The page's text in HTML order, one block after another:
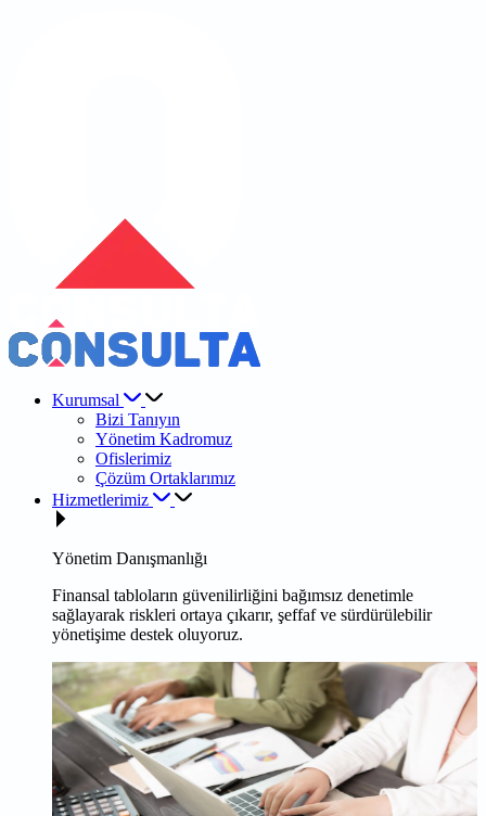
Kurumsal
Bizi Tanıyın
Yönetim Kadromuz
Ofislerimiz
Çözüm Ortaklarımız
Hizmetlerimiz
Yönetim Danışmanlığı
Finansal tabloların güvenilirliğini bağımsız denetimle
sağlayarak riskleri ortaya çıkarır, şeffaf ve sürdürülebilir
yönetişime destek oluyoruz.